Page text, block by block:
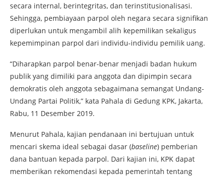
secara internal, berintegritas, dan terinstitusionalisasi.
Sehingga, pembiayaan parpol oleh negara secara signifikan
diperlukan untuk mengambil alih kepemilikan sekaligus
kepemimpinan parpol dari individu-individu pemilik uang.
“Diharapkan parpol benar-benar menjadi badan hukum
publik yang dimiliki para anggota dan dipimpin secara
demokratis oleh anggota sebagaimana semangat Undang-
Undang Partai Politik,” kata Pahala di Gedung KPK, Jakarta,
Rabu, 11 Desember 2019.
Menurut Pahala, kajian pendanaan ini bertujuan untuk
mencari skema ideal sebagai dasar (baseline) pemberian
dana bantuan kepada parpol. Dari kajian ini, KPK dapat
memberikan rekomendasi kepada pemerintah tentang